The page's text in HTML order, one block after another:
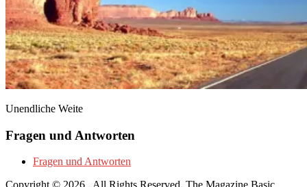
Unendliche Weite
Fragen und Antworten
Fragen und Antworten